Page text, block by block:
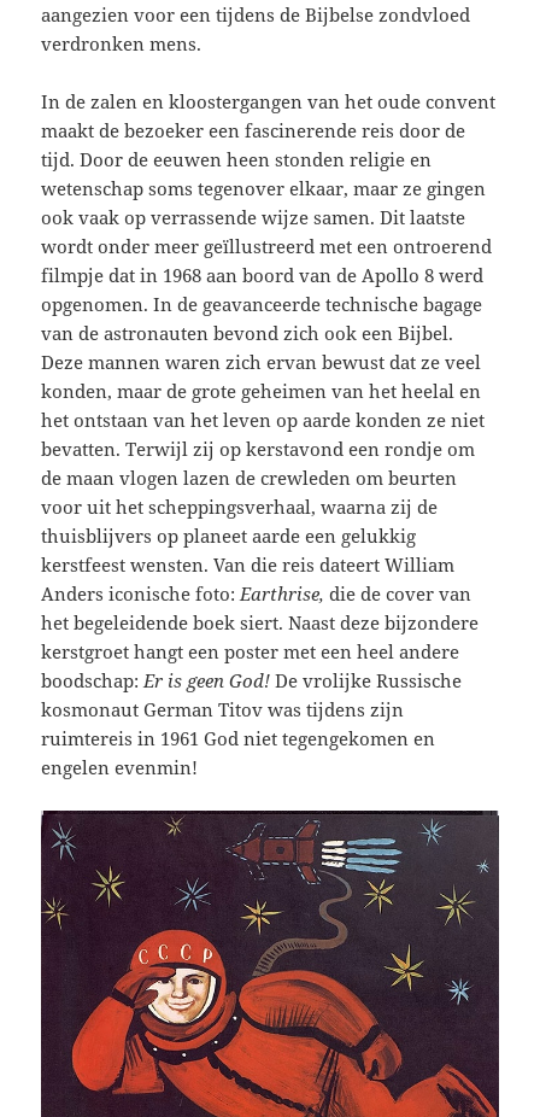
aangezien voor een tijdens de Bijbelse zondvloed
verdronken mens.
In de zalen en kloostergangen van het oude convent
maakt de bezoeker een fascinerende reis door de
tijd. Door de eeuwen heen stonden religie en
wetenschap soms tegenover elkaar, maar ze gingen
ook vaak op verrassende wijze samen. Dit laatste
wordt onder meer geïllustreerd met een ontroerend
filmpje dat in 1968 aan boord van de Apollo 8 werd
opgenomen. In de geavanceerde technische bagage
van de astronauten bevond zich ook een Bijbel.
Deze mannen waren zich ervan bewust dat ze veel
konden, maar de grote geheimen van het heelal en
het ontstaan van het leven op aarde konden ze niet
bevatten. Terwijl zij op kerstavond een rondje om
de maan vlogen lazen de crewleden om beurten
voor uit het scheppingsverhaal, waarna zij de
thuisblijvers op planeet aarde een gelukkig
kerstfeest wensten. Van die reis dateert William
Anders iconische foto:Earthrise,die de cover van
het begeleidende boek siert. Naast deze bijzondere
kerstgroet hangt een poster met een heel andere
boodschap:Er is geen God! De vrolijke Russische
kosmonaut German Titov was tijdens zijn
ruimtereis in 1961 God niet tegengekomen en
engelen evenmin!